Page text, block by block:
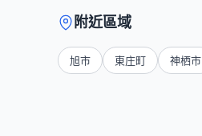
附近區域
旭市 東庄町 神栖市